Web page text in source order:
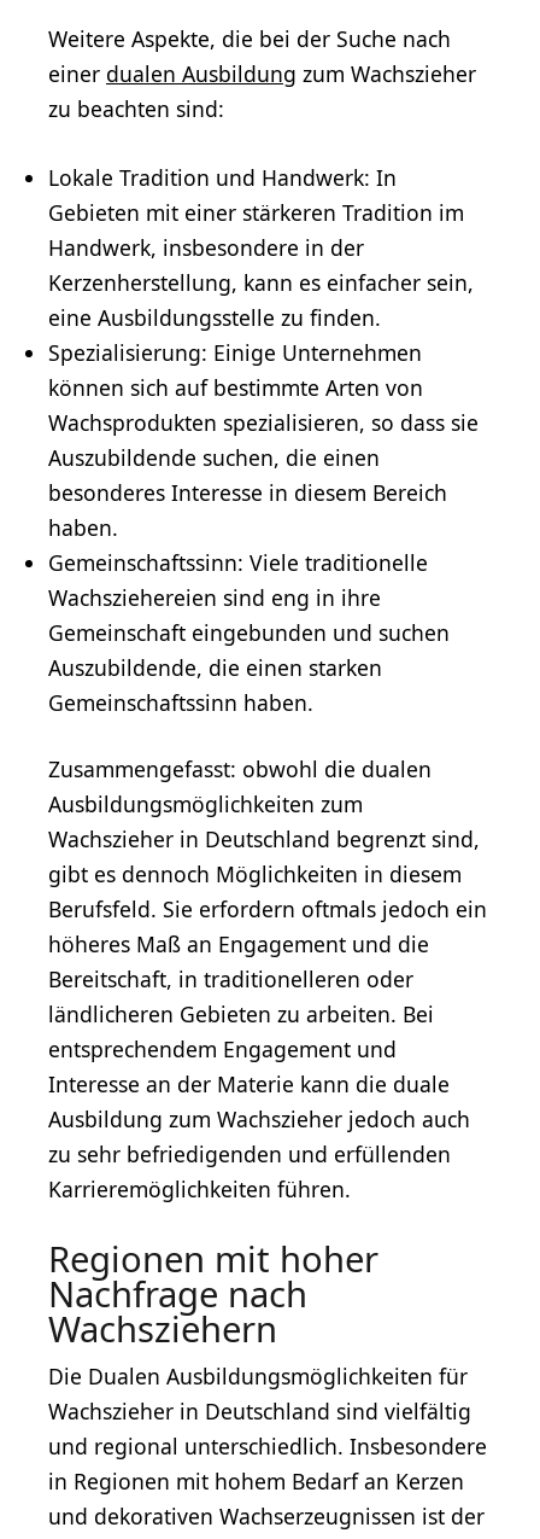
Weitere Aspekte, die bei der Suche nach
einer dualen Ausbildung zum Wachszieher
zu beachten sind:
Lokale Tradition und Handwerk: In
Gebieten mit einer stärkeren Tradition im
Handwerk, insbesondere in der
Kerzenherstellung, kann es einfacher sein,
eine Ausbildungsstelle zu finden.
Spezialisierung: Einige Unternehmen
können sich auf bestimmte Arten von
Wachsprodukten spezialisieren, so dass sie
Auszubildende suchen, die einen
besonderes Interesse in diesem Bereich
haben.
Gemeinschaftssinn: Viele traditionelle
Wachsziehereien sind eng in ihre
Gemeinschaft eingebunden und suchen
Auszubildende, die einen starken
Gemeinschaftssinn haben.
Zusammengefasst: obwohl die dualen
Ausbildungsmöglichkeiten zum
Wachszieher in Deutschland begrenzt sind,
gibt es dennoch Möglichkeiten in diesem
Berufsfeld. Sie erfordern oftmals jedoch ein
höheres Maß an Engagement und die
Bereitschaft, in traditionelleren oder
ländlicheren Gebieten zu arbeiten. Bei
entsprechendem Engagement und
Interesse an der Materie kann die duale
Ausbildung zum Wachszieher jedoch auch
zu sehr befriedigenden und erfüllenden
Karrieremöglichkeiten führen.
Regionen mit hoher
Nachfrage nach
Wachsziehern
Die Dualen Ausbildungsmöglichkeiten für
Wachszieher in Deutschland sind vielfältig
und regional unterschiedlich. Insbesondere
in Regionen mit hohem Bedarf an Kerzen
und dekorativen Wachserzeugnissen ist der